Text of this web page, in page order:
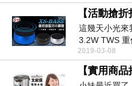
這幾天小光來
3.2W TWS 重
2019-03-08